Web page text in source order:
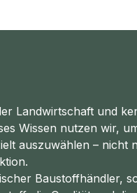
Landwirtschaft und
Wissen nutzen wir,
auszuwählen – nicht
Baustoffhändler,